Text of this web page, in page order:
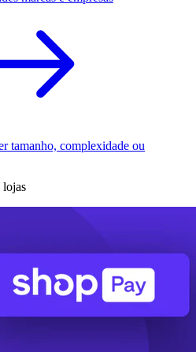
tamanho, complexidade ou
lojas